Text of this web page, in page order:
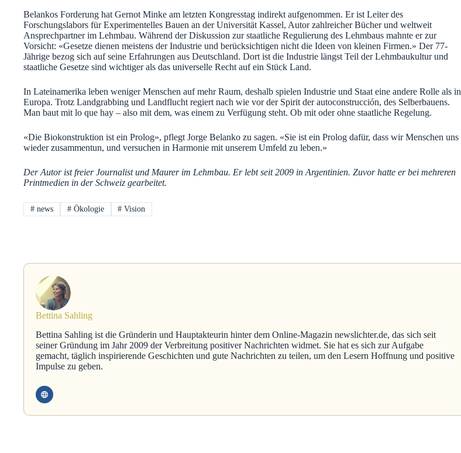
Belankos Forderung hat Gernot Minke am letzten Kongresstag indirekt aufgenommen. Er ist Leiter des
Forschungslabors für Experimentelles Bauen an der Universität Kassel, Autor zahlreicher Bücher und weltweit
Ansprechpartner im Lehmbau. Während der Diskussion zur staatliche Regulierung des Lehmbaus mahnte er zur
Vorsicht: «Gesetze dienen meistens der Industrie und berücksichtigen nicht die Ideen von kleinen Firmen.» Der 77-
Jährige bezog sich auf seine Erfahrungen aus Deutschland. Dort ist die Industrie längst Teil der Lehmbaukultur und
staatliche Gesetze sind wichtiger als das universelle Recht auf ein Stück Land.
In Lateinamerika leben weniger Menschen auf mehr Raum, deshalb spielen Industrie und Staat eine andere Rolle als in
Europa. Trotz Landgrabbing und Landflucht regiert nach wie vor der Spirit der autoconstrucción, des Selberbauens.
Man baut mit lo que hay – also mit dem, was einem zu Verfügung steht. Ob mit oder ohne staatliche Regelung.
«Die Biokonstruktion ist ein Prolog», pflegt Jorge Belanko zu sagen. «Sie ist ein Prolog dafür, dass wir Menschen uns
wieder zusammentun, und versuchen in Harmonie mit unserem Umfeld zu leben.»
Der Autor ist freier Journalist und Maurer im Lehmbau. Er lebt seit 2009 in Argentinien. Zuvor hatte er bei mehreren
Printmedien in der Schweiz gearbeitet.
#news #Ökologie # Vision
Bettina Sahling
Bettina Sahling ist die Gründerin und Hauptakteurin hinter dem Online-Magazin newslichter.de, das sich seit
seiner Gründung im Jahr 2009 der Verbreitung positiver Nachrichten widmet. Sie hat es sich zur Aufgabe
gemacht, täglich inspirierende Geschichten und gute Nachrichten zu teilen, um den Lesern Hoffnung und positive
Impulse zu geben.